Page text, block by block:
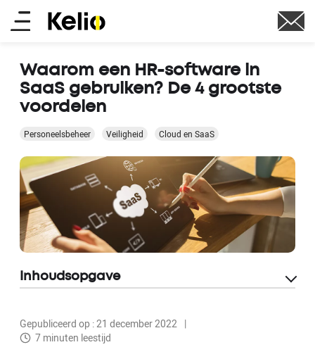
Skip
Main
Waarom een HR-software in
SaaS gebruiken? De 4 grootste
voordelen
Personeelsbeheer Veiligheid Cloud en SaaS
Gepubliceerd op : 21 december 2022
7 minuten leestijd
Inhoudsopgave